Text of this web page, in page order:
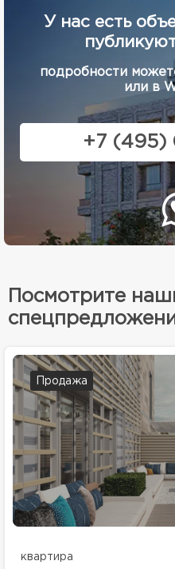
У нас есть
подробности
или в
+7 (495)
Посмотрите
Продажа
квартира